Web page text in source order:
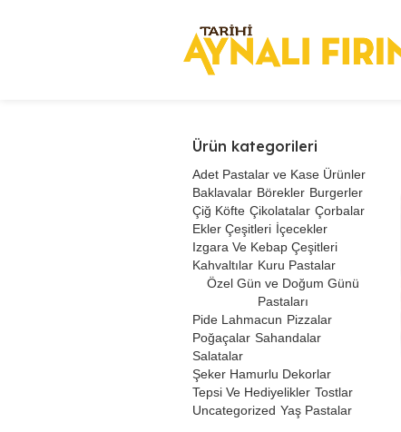
Ürün kategorileri
Adet Pastalar ve Kase Ürünler
Baklavalar Börekler Burgerler
Çiğ Köfte Çikolatalar Çorbalar
Ekler Çeşitleri İçecekler
Izgara Ve Kebap Çeşitleri
Kahvaltılar Kuru Pastalar
Özel Gün ve Doğum Günü
Pastaları
Pide Lahmacun Pizzalar
Poğaçalar Sahandalar
Salatalar
Şeker Hamurlu Dekorlar
Tepsi Ve Hediyelikler Tostlar
Uncategorized Yaş Pastalar